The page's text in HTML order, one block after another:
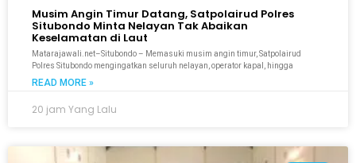
Musim Angin Timur Datang, Satpolairud Polres
Situbondo Minta Nelayan Tak Abaikan
Keselamatan di Laut
Matarajawali.net–Situbondo – Memasuki musim angin timur, Satpolairud
Polres Situbondo mengingatkan seluruh nelayan, operator kapal, hingga
READ MORE »
20 jam Yang Lalu